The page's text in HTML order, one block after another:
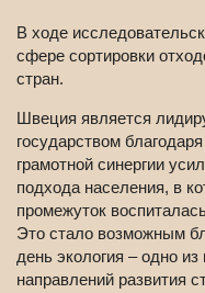
В ходе
сфере сортировки
стран.
Швеция является
государством
грамотной синергии
подхода населения, в
промежуток
Это стало возможным
день экология – одно
направлений развития